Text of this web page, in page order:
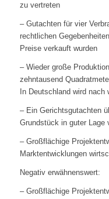
zu vertreten
– Gutachten für vier
rechtlichen
Preise verkauft wurden
– Wieder große
zehntausend
In Deutschland wird nach
– Ein Gerichtsgutachten
Grundstück in guter Lage
– Großflächige
Marktentwicklungen
Negativ erwähnenswert:
– Großflächige